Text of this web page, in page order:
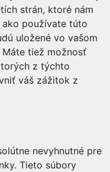
strán, ktoré nám
používate túto
uložené vo vašom
Máte tiež možnosť
z týchto
váš zážitok z
nevyhnutné pre
Tieto súbory